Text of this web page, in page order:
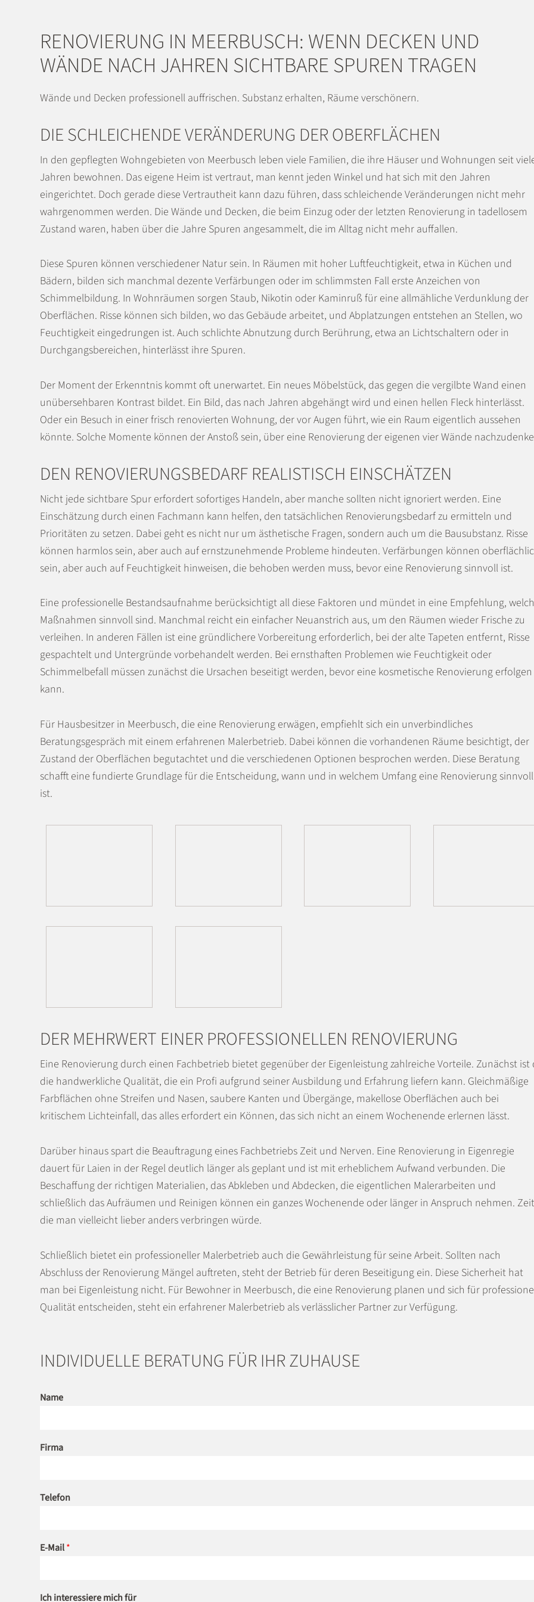
RENOVIERUNG IN MEERBUSCH: WENN DECKEN UND
WÄNDE NACH JAHREN SICHTBARE SPUREN TRAGEN
Wände und Decken professionell auffrischen. Substanz erhalten, Räume verschönern.
DIE SCHLEICHENDE VERÄNDERUNG DER OBERFLÄCHEN
In den gepflegten Wohngebieten von Meerbusch leben viele Familien, die ihre Häuser und Wohnungen seit
Jahren bewohnen. Das eigene Heim ist vertraut, man kennt jeden Winkel und hat sich mit den Jahren
eingerichtet. Doch gerade diese Vertrautheit kann dazu führen, dass schleichende Veränderungen nicht mehr
wahrgenommen werden. Die Wände und Decken, die beim Einzug oder der letzten Renovierung in tadellosem
Zustand waren, haben über die Jahre Spuren angesammelt, die im Alltag nicht mehr auffallen.
Diese Spuren können verschiedener Natur sein. In Räumen mit hoher Luftfeuchtigkeit, etwa in Küchen und
Bädern, bilden sich manchmal dezente Verfärbungen oder im schlimmsten Fall erste Anzeichen von
Schimmelbildung. In Wohnräumen sorgen Staub, Nikotin oder Kaminruß für eine allmähliche Verdunklung der
Oberflächen. Risse können sich bilden, wo das Gebäude arbeitet, und Abplatzungen entstehen an Stellen, wo
Feuchtigkeit eingedrungen ist. Auch schlichte Abnutzung durch Berührung, etwa an Lichtschaltern oder in
Durchgangsbereichen, hinterlässt ihre Spuren.
Der Moment der Erkenntnis kommt oft unerwartet. Ein neues Möbelstück, das gegen die vergilbte Wand einen
unübersehbaren Kontrast bildet. Ein Bild, das nach Jahren abgehängt wird und einen hellen Fleck hinterlässt.
Oder ein Besuch in einer frisch renovierten Wohnung, der vor Augen führt, wie ein Raum eigentlich aussehen
könnte. Solche Momente können der Anstoß sein, über eine Renovierung der eigenen vier Wände
DEN RENOVIERUNGSBEDARF REALISTISCH EINSCHÄTZEN
Nicht jede sichtbare Spur erfordert sofortiges Handeln, aber manche sollten nicht ignoriert werden. Eine
Einschätzung durch einen Fachmann kann helfen, den tatsächlichen Renovierungsbedarf zu ermitteln und
Prioritäten zu setzen. Dabei geht es nicht nur um ästhetische Fragen, sondern auch um die Bausubstanz. Risse
können harmlos sein, aber auch auf ernstzunehmende Probleme hindeuten. Verfärbungen können
sein, aber auch auf Feuchtigkeit hinweisen, die behoben werden muss, bevor eine Renovierung sinnvoll ist.
Eine professionelle Bestandsaufnahme berücksichtigt all diese Faktoren und mündet in eine Empfehlung,
Maßnahmen sinnvoll sind. Manchmal reicht ein einfacher Neuanstrich aus, um den Räumen wieder Frische zu
verleihen. In anderen Fällen ist eine gründlichere Vorbereitung erforderlich, bei der alte Tapeten entfernt, Risse
gespachtelt und Untergründe vorbehandelt werden. Bei ernsthaften Problemen wie Feuchtigkeit oder
Schimmelbefall müssen zunächst die Ursachen beseitigt werden, bevor eine kosmetische Renovierung erfolgen
kann.
Für Hausbesitzer in Meerbusch, die eine Renovierung erwägen, empfiehlt sich ein unverbindliches
Beratungsgespräch mit einem erfahrenen Malerbetrieb. Dabei können die vorhandenen Räume besichtigt, der
Zustand der Oberflächen begutachtet und die verschiedenen Optionen besprochen werden. Diese Beratung
schafft eine fundierte Grundlage für die Entscheidung, wann und in welchem Umfang eine Renovierung sinnvoll
ist.
DER MEHRWERT EINER PROFESSIONELLEN RENOVIERUNG
Eine Renovierung durch einen Fachbetrieb bietet gegenüber der Eigenleistung zahlreiche Vorteile. Zunächst ist
die handwerkliche Qualität, die ein Profi aufgrund seiner Ausbildung und Erfahrung liefern kann. Gleichmäßige
Farbflächen ohne Streifen und Nasen, saubere Kanten und Übergänge, makellose Oberflächen auch bei
kritischem Lichteinfall, das alles erfordert ein Können, das sich nicht an einem Wochenende erlernen lässt.
Darüber hinaus spart die Beauftragung eines Fachbetriebs Zeit und Nerven. Eine Renovierung in Eigenregie
dauert für Laien in der Regel deutlich länger als geplant und ist mit erheblichem Aufwand verbunden. Die
Beschaffung der richtigen Materialien, das Abkleben und Abdecken, die eigentlichen Malerarbeiten und
schließlich das Aufräumen und Reinigen können ein ganzes Wochenende oder länger in Anspruch nehmen.
die man vielleicht lieber anders verbringen würde.
Schließlich bietet ein professioneller Malerbetrieb auch die Gewährleistung für seine Arbeit. Sollten nach
Abschluss der Renovierung Mängel auftreten, steht der Betrieb für deren Beseitigung ein. Diese Sicherheit hat
man bei Eigenleistung nicht. Für Bewohner in Meerbusch, die eine Renovierung planen und sich für
Qualität entscheiden, steht ein erfahrener Malerbetrieb als verlässlicher Partner zur Verfügung.
INDIVIDUELLE BERATUNG FÜR IHR ZUHAUSE
Name
Firma
Telefon
E-Mail*
Ich interessiere mich für